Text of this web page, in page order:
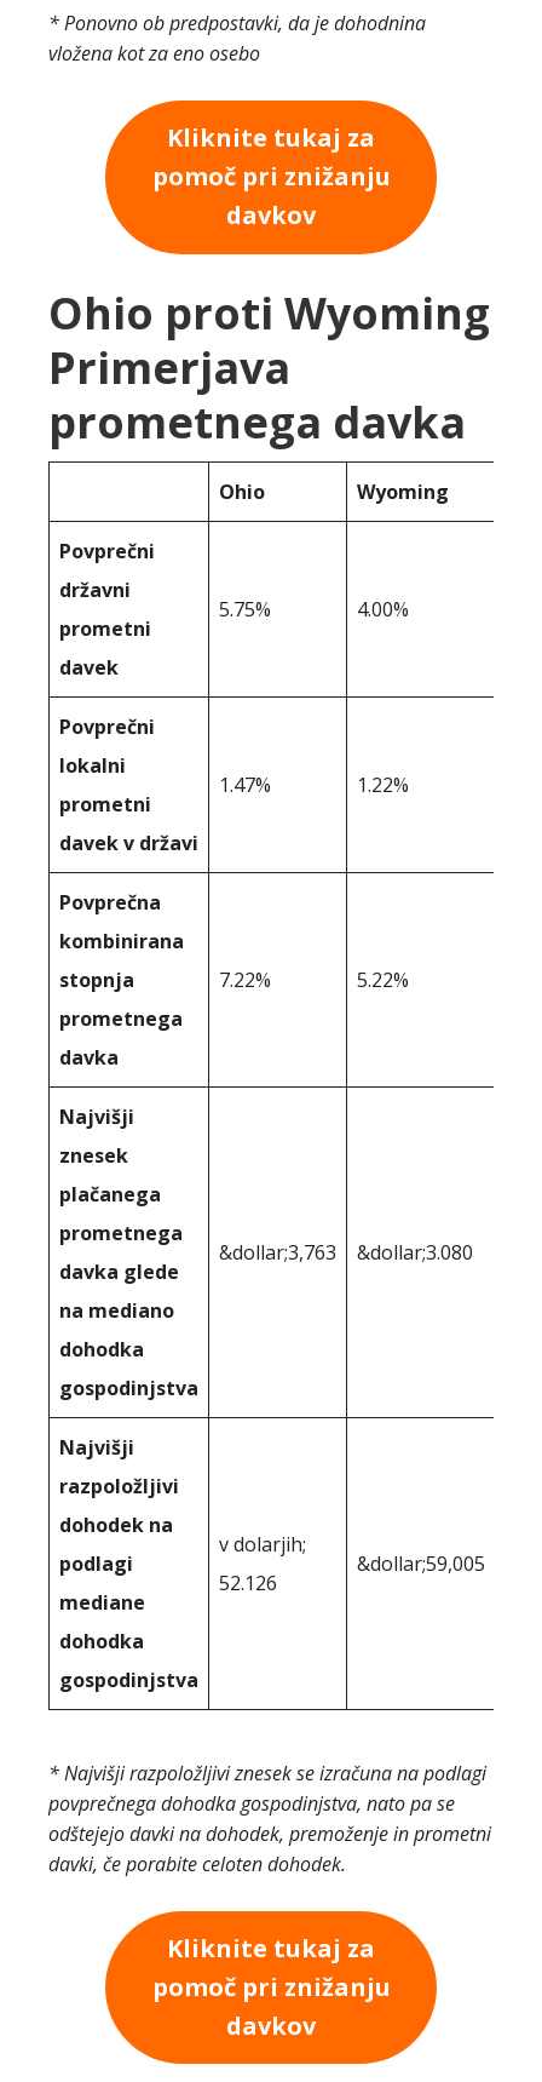
* Ponovno ob predpostavki, da je dohodnina
vložena kot za eno osebo
Kliknite tukaj za
pomoč pri znižanju
davkov
Ohio proti Wyoming
Primerjava
prometnega davka
Ohio Wyoming
Povprečni
državni
prometni
davek
5.75% 4.00%
Povprečni
lokalni
prometni
davek v državi
1.47% 1.22%
Povprečna
kombinirana
stopnja
prometnega
davka
7.22% 5.22%
Najvišji
znesek
plačanega
prometnega
davka glede
na mediano
dohodka
gospodinjstva
&dollar;3,763 &dollar;3.080
Najvišji
razpoložljivi
dohodek na
podlagi
mediane
dohodka
gospodinjstva
v dolarjih;
52.126
&dollar;59,005
* Najvišji razpoložljivi znesek se izračuna na podlagi
povprečnega dohodka gospodinjstva, nato pa se
odštejejo davki na dohodek, premoženje in prometni
davki, če porabite celoten dohodek.
Kliknite tukaj za
pomoč pri znižanju
davkov